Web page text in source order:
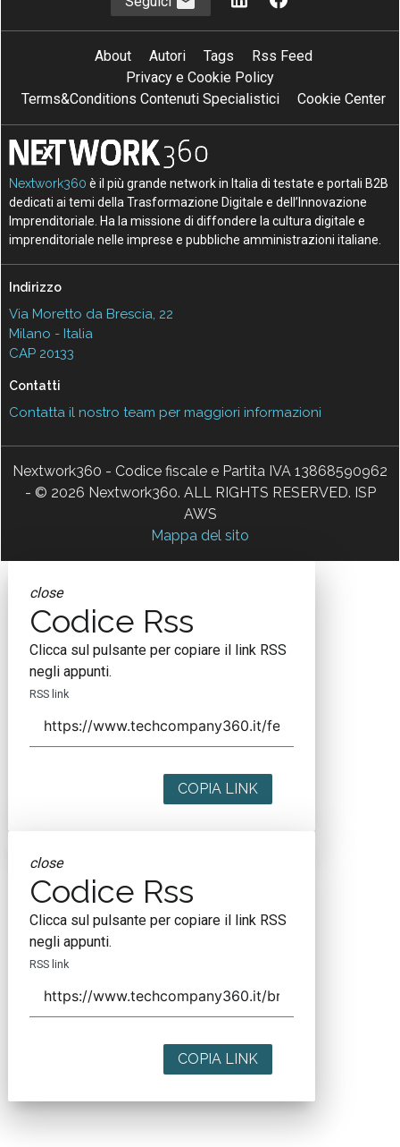
About Autori Tags
Rss Feed
Privacy e Cookie Policy
Terms&Conditions Contenuti Specialistici
Cookie Center
Nextwork360 è il più grande network in Italia di testate e portali B2B
dedicati ai temi della Trasformazione Digitale e dell’Innovazione
Imprenditoriale. Ha la missione di diffondere la cultura digitale e
imprenditoriale nelle imprese e pubbliche amministrazioni italiane.
Indirizzo
Via Moretto da Brescia, 22
Milano - Italia
CAP 20133
Contatti
Contatta il nostro team per maggiori informazioni
Nextwork360 - Codice fiscale e Partita IVA 13868590962
- © 2026 Nextwork360. ALL RIGHTS RESERVED. ISP
AWS
Mappa del sito
close
Codice Rss
Clicca sul pulsante per copiare il link RSS
negli appunti.
RSS link
COPIA LINK
close
Codice Rss
Clicca sul pulsante per copiare il link RSS
negli appunti.
RSS link
COPIA LINK